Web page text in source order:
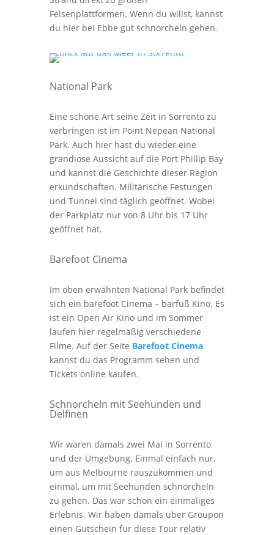
Felsenplattformen. Wenn du willst, kannst
du hier bei Ebbe gut schnorcheln gehen.
National Park
Eine schöne Art seine Zeit in Sorrento zu
verbringen ist im Point Nepean National
Park. Auch hier hast du wieder eine
grandiose Aussicht auf die Port Phillip Bay
und kannst die Geschichte dieser Region
erkundschaften. Militärische Festungen
und Tunnel sind täglich geöffnet. Wobei
der Parkplatz nur von 8 Uhr bis 17 Uhr
geöffnet hat.
Barefoot Cinema
Im oben erwähnten National Park befindet
sich ein barefoot Cinema – barfuß Kino. Es
ist ein Open Air Kino und im Sommer
laufen hier regelmäßig verschiedene
Filme. Auf der Seite Barefoot Cinema
kannst du das Programm sehen und
Tickets online kaufen.
Schnorcheln mit Seehunden und
Delfinen
Wir waren damals zwei Mal in Sorrento
und der Umgebung. Einmal einfach nur,
um aus Melbourne rauszukommen und
einmal, um mit Seehunden schnorcheln
zu gehen. Das war schon ein einmaliges
Erlebnis. Wir haben damals über Groupon
einen Gutschein für diese Tour relativ